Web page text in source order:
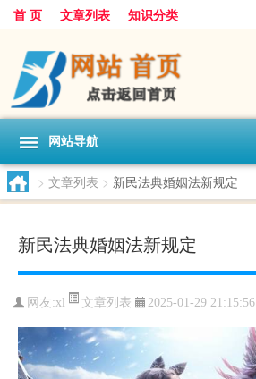
首 页 文章列表 知识分类
网站导航
> 文章列表 > 新民法典婚姻法新规定
新民法典婚姻法新规定
网友:xl 文章列表 2025-01-29 21:15:56